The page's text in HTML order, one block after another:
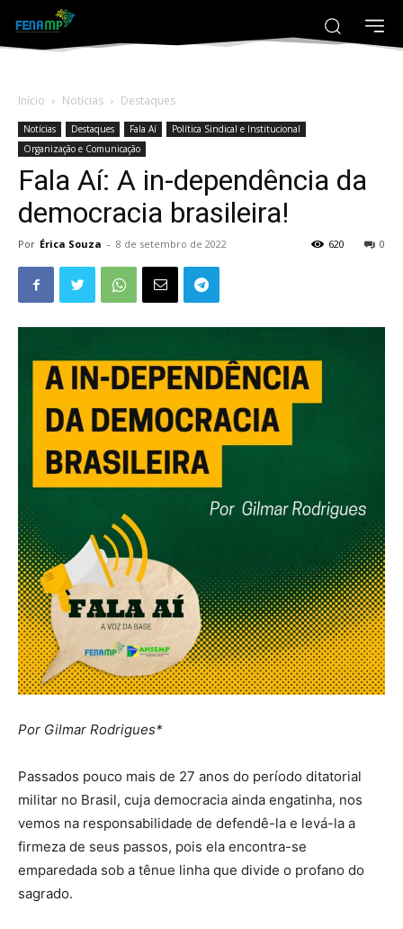
Início Notícias Destaques
Notícias Destaques Fala Aí
Política Sindical e Institucional
Organização e Comunicação
Fala Aí: A in-dependência da
democracia brasileira!
Por Érica Souza - 8 de setembro de 2022 0
620
Por Gilmar Rodrigues*
Passados pouco mais de 27 anos do período ditatorial
militar no Brasil, cuja democracia ainda engatinha, nos
vemos na responsabilidade de defendê-la e levá-la a
firmeza de seus passos, pois ela encontra-se
emparedada sob a tênue linha que divide o profano do
sagrado.